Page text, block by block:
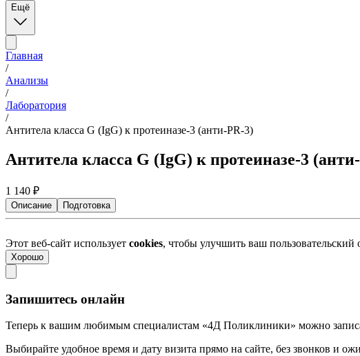
Ещё
Главная
/
Анализы
/
Лаборатория
/
Антитела класса G (IgG) к протеиназе-3 (анти-PR-3)
Антитела класса G (IgG) к протеиназе-3
1 140 ₽
Описание Подготовка
Этот веб-сайт использует cookies, чтобы улучшить ваш
Хорошо
Запишитесь онлайн
Теперь к вашим любимым специалистам «4Д Поликлиники» можно
Выбирайте удобное время и дату визита прямо на сайте, без звонков и